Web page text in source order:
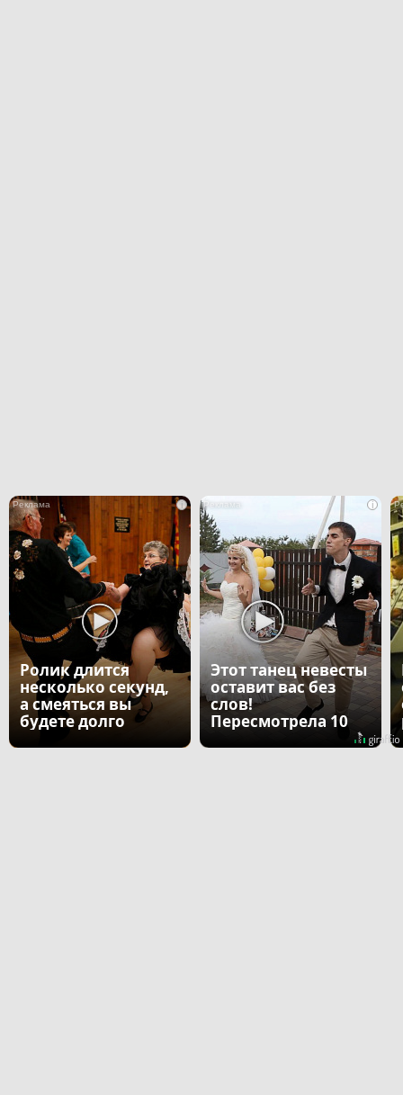
i
Ролик длится
несколько секунд,
а смеяться вы
будете долго
i
Этот танец невесты
оставит вас без
слов!
Пересмотрела 10